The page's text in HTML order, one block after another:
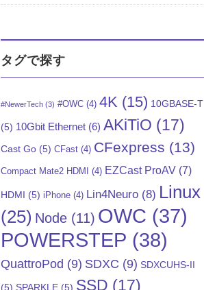
タグで探す
#NewerTech (3) #OWC (4) 4K (15) 10GBASE-T
(5) 10Gbit Ethernet (6) AKiTiO (17)
Cast Go (5) CFast (4) CFexpress (13)
Compact Mate2 HDMI (4) EZCast ProAV (7)
HDMI (5) iPhone (4) Lin4Neuro (8) Linux
(25) Node (11) OWC (37)
POWERSTEP (38)
QuattroPod (9) SDXC (9) SDXCUHS-II
(5) SPARKLE (5) SSD (17)